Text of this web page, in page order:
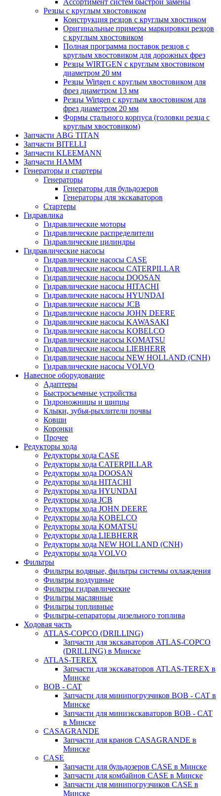
Ассортимент систем быстрой замены
Резцы с круглым хвостовиком
Конструкция резцов с круглым хвостиком
Оригинальные примеры маркировки резцов
с круглым хвостовиком
Полная программа поставок резцов с
круглым хвостовиком для дорожных фрез
Резцы WIRTGEN с круглым хвостовиком
диаметром 20 мм
Резцы Wirtgen с круглым хвостовиком для
фрез диаметром 13 мм
Резцы Wirtgen с круглым хвостовиком для
фрез диаметром 20 мм
Формы стального корпуса (головки резца с
круглым хвостовиком)
Запчасти ABG TITAN
Запчасти BITELLI
Запчасти KLEEMANN
Запчасти HAMM
Генераторы и стартеры
Генераторы
Генераторы для бульдозеров
Генераторы для экскаваторов
Стартеры
Гидравлика
Гидравлические моторы
Гидравлические распределители
Гидравлические цилиндры
Гидравлические насосы
Гидравлические насосы CASE
Гидравлические насосы CATERPILLAR
Гидравлические насосы DOOSAN
Гидравлические насосы HITACHI
Гидравлические насосы HYUNDAI
Гидравлические насосы JCB
Гидравлические насосы JOHN DEERE
Гидравлические насосы KAWASAKI
Гидравлические насосы KOBELCO
Гидравлические насосы KOMATSU
Гидравлические насосы LIEBHERR
Гидравлические насосы NEW HOLLAND (CNH)
Гидравлические насосы VOLVO
Навесное оборудование
Адаптеры
Быстросъемные устройства
Гидроножницы и щипцы
Клыки, зубья-рыхлители почвы
Ковши
Коронки
Прочее
Редукторы хода
Редукторы хода CASE
Редукторы хода CATERPILLAR
Редукторы хода DOOSAN
Редукторы хода HITACHI
Редукторы хода HYUNDAI
Редукторы хода JCB
Редукторы хода JOHN DEERE
Редукторы хода KOBELCO
Редукторы хода KOMATSU
Редукторы хода LIEBHERR
Редукторы хода NEW HOLLAND (CNH)
Редукторы хода VOLVO
Фильтры
Фильтры водяные, фильтры системы охлаждения
Фильтры воздушные
Фильтры гидравлические
Фильтры маслянные
Фильтры топливные
Фильтры-сепараторы дизельного топлива
Ходовая часть
ATLAS-COPCO (DRILLING)
Запчасти для экскаваторов ATLAS-COPCO
(DRILLING) в Минске
ATLAS-TEREX
Запчасти для экскаваторов ATLAS-TEREX в
Минске
BOB - CAT
Запчасти для минипогрузчиков BOB - CAT в
Минске
Запчасти для миниэкскаваторов BOB - CAT
в Минске
CASAGRANDE
Запчасти для кранов CASAGRANDE в
Минске
CASE
Запчасти для бульдозеров CASE в Минске
Запчасти для комбайнов CASE в Минске
Запчасти для минипогрузчиков CASE в
Минске